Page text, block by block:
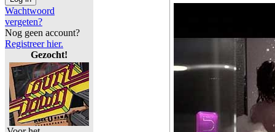
Wachtwoord
vergeten?
Nog geen account?
Registreer hier.
Gezocht!